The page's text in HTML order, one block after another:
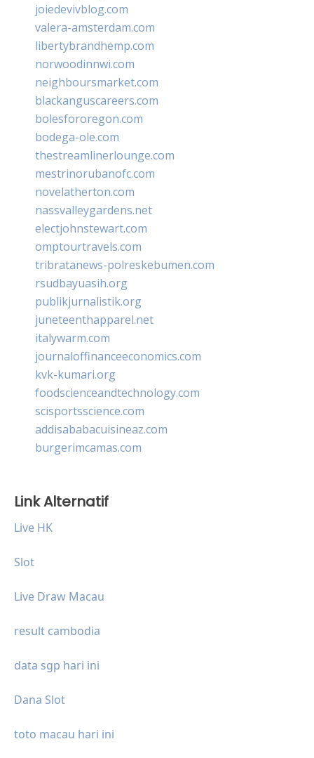
joiedevivblog.com
valera-amsterdam.com
libertybrandhemp.com
norwoodinnwi.com
neighboursmarket.com
blackanguscareers.com
bolesfororegon.com
bodega-ole.com
thestreamlinerlounge.com
mestrinorubanofc.com
novelatherton.com
nassvalleygardens.net
electjohnstewart.com
omptourtravels.com
tribratanews-polreskebumen.com
rsudbayuasih.org
publikjurnalistik.org
juneteenthapparel.net
italywarm.com
journaloffinanceeconomics.com
kvk-kumari.org
foodscienceandtechnology.com
scisportsscience.com
addisababacuisineaz.com
burgerimcamas.com
Link Alternatif
Live HK
Slot
Live Draw Macau
result cambodia
data sgp hari ini
Dana Slot
toto macau hari ini